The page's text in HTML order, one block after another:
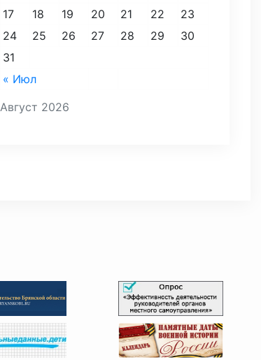
Август 2026
« Июл
17
18 19 20 21 22
23
24
25 26 27 28 29
30
31